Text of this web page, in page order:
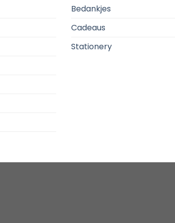
Bedankjes
Cadeaus
Stationery